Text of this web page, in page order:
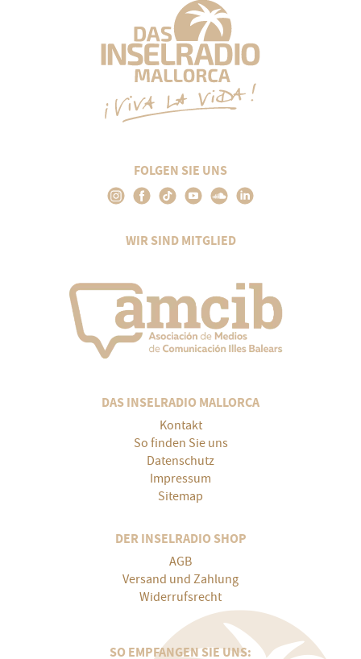
FOLGEN SIE UNS
WIR SIND MITGLIED
DAS INSELRADIO MALLORCA
Kontakt
So finden Sie uns
Datenschutz
Impressum
Sitemap
DER INSELRADIO SHOP
AGB
Versand und Zahlung
Widerrufsrecht
SO EMPFANGEN SIE UNS: